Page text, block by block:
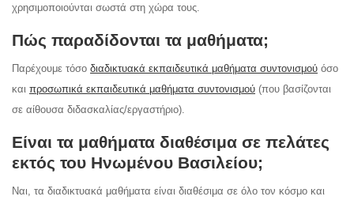
χρησιμοποιούνται σωστά στη χώρα τους.
Πώς παραδίδονται τα μαθήματα;
Παρέχουμε τόσο διαδικτυακά εκπαιδευτικά μαθήματα συντονισμού όσο
και προσωπικά εκπαιδευτικά μαθήματα συντονισμού (που βασίζονται
σε αίθουσα διδασκαλίας/εργαστήριο).
Είναι τα μαθήματα διαθέσιμα σε πελάτες
εκτός του Ηνωμένου Βασιλείου;
Ναι, τα διαδικτυακά μαθήματα είναι διαθέσιμα σε όλο τον κόσμο και